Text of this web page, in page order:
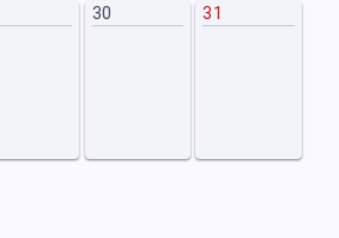
30 31